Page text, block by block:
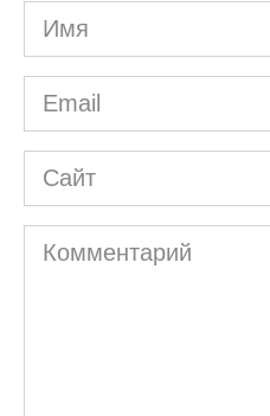
Имя
*
Email
*
Сайт
Комментарий